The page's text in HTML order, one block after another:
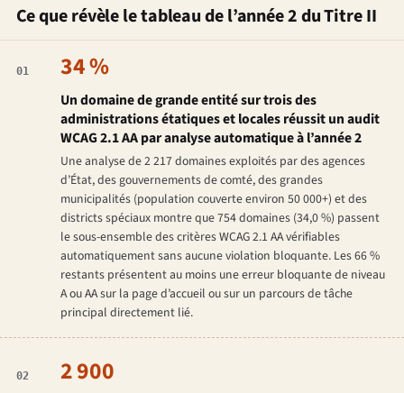
Ce que révèle le tableau de l’année 2 du Titre II
01 34 %
Un domaine de grande entité sur trois des
administrations étatiques et locales réussit un audit
WCAG 2.1 AA par analyse automatique à l’année 2
Une analyse de 2 217 domaines exploités par des agences
d’État, des gouvernements de comté, des grandes
municipalités (population couverte environ 50 000+) et des
districts spéciaux montre que 754 domaines (34,0 %) passent
le sous-ensemble des critères WCAG 2.1 AA vérifiables
automatiquement sans aucune violation bloquante. Les 66 %
restants présentent au moins une erreur bloquante de niveau
A ou AA sur la page d’accueil ou sur un parcours de tâche
principal directement lié.
02 2 900